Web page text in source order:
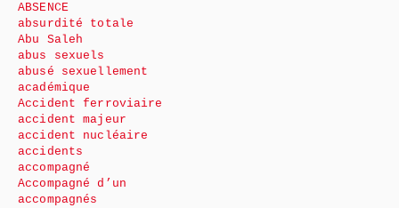
ABSENCE
absurdité totale
Abu Saleh
abus sexuels
abusé sexuellement
académique
Accident ferroviaire
accident majeur
accident nucléaire
accidents
accompagné
Accompagné d’un
accompagnés